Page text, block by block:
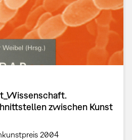
zwischen Kunst
2004